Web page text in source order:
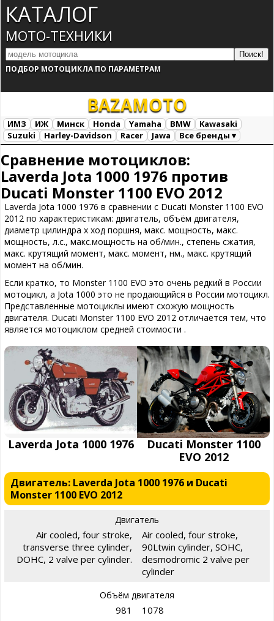
КАТАЛОГ
МОТО-ТЕХНИКИ
ПОДБОР МОТОЦИКЛА ПО ПАРАМЕТРАМ
BAZAMOTO
ИМЗ ИЖ Минск Honda Yamaha BMW
Kawasaki
Suzuki
Harley-Davidson Racer Jawa
Все бренды ▾
Сравнение мотоциклов:
Laverda Jota 1000 1976 против
Ducati Monster 1100 EVO 2012
Laverda Jota 1000 1976 в сравнении с Ducati Monster 1100 EVO
2012 по характеристикам: двигатель, объём двигателя,
диаметр цилиндра х ход поршня, макс. мощность, макс.
мощность, л.с., макс.мощность на об/мин., степень сжатия,
макс. крутящий момент, макс. момент, нм., макс. крутящий
момент на об/мин.
Если кратко, то Monster 1100 EVO это очень редкий в России
мотоцикл, а Jota 1000 это не продающийся в России мотоцикл.
Представленные мотоциклы имеют схожую мощность
двигателя. Ducati Monster 1100 EVO 2012 отличается тем, что
является мотоциклом средней стоимости .
Laverda Jota 1000 1976
Ducati Monster 1100
EVO 2012
Двигатель: Laverda Jota 1000 1976 и Ducati
Monster 1100 EVO 2012
Двигатель
Air cooled, four stroke,
transverse three cylinder,
DOHC, 2 valve per cylinder.
Air cooled, four stroke,
90Ltwin cylinder, SOHC,
desmodromic 2 valve per
cylinder
Объём двигателя
981 1078